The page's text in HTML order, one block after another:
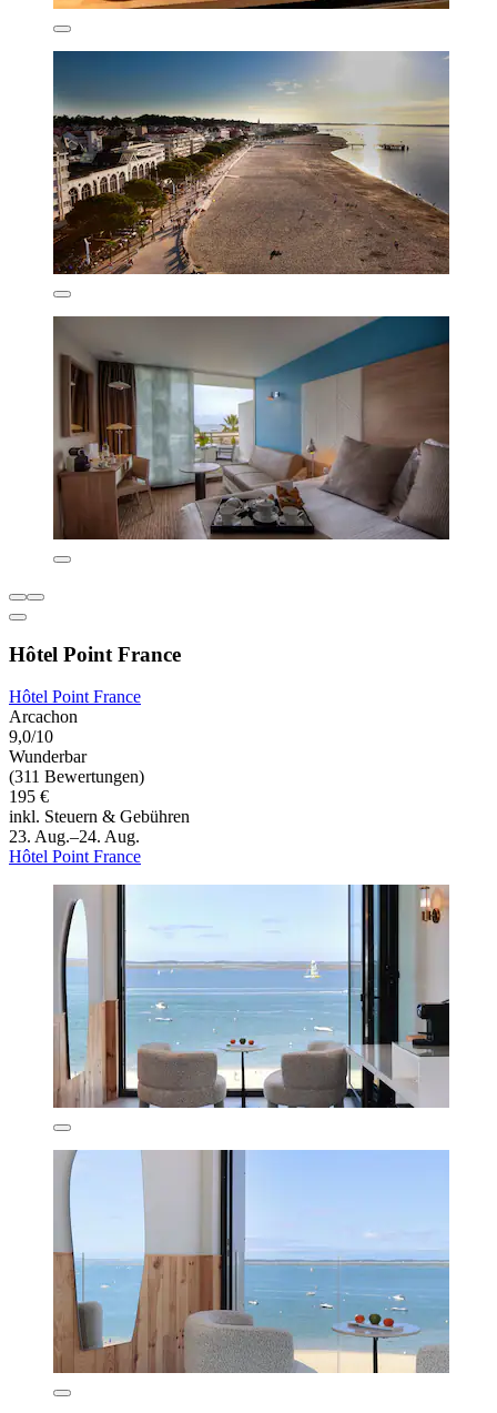
Hôtel Point France
Hôtel Point France
Arcachon
9,0/10
Wunderbar
(311 Bewertungen)
195 €
inkl. Steuern & Gebühren
23. Aug.–24. Aug.
Hôtel Point France